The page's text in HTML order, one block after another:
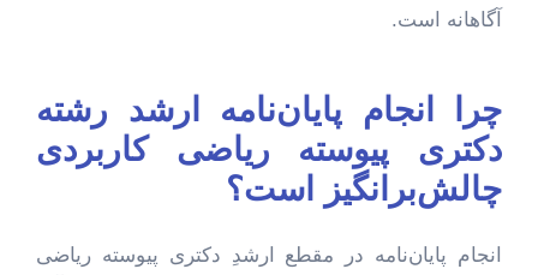
آگاهانه است.
چرا انجام پایان‌نامه ارشد رشته
دکتری پیوسته ریاضی کاربردی
چالش‌برانگیز است؟
انجام پایان‌نامه در مقطع ارشدِ دکتری پیوسته ریاضی